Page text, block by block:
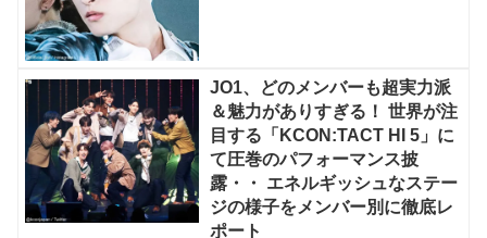
JO1、どのメンバーも超実力派
＆魅力がありすぎる！ 世界が注
目する「KCON:TACT HI 5」に
て圧巻のパフォーマンス披
露・・ エネルギッシュなステー
ジの様子をメンバー別に徹底レ
ポート